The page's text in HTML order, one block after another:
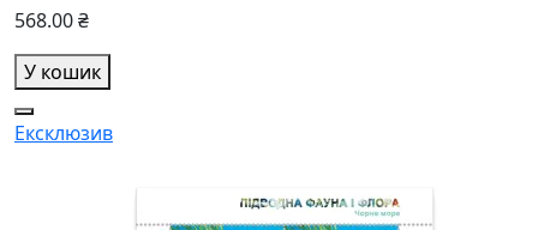
568.00 ₴
У кошик
Ексклюзив